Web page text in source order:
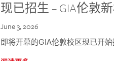
现已招生 – GIA伦敦
June 3, 2026
即将开幕的GIA伦敦校区现已开始